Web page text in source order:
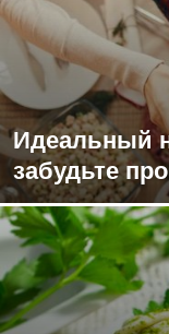
Идеальный
забудьте